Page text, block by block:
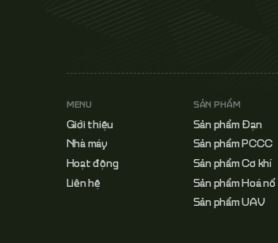
MENU
Giới thiệu
Nhà máy
Hoạt động
Liên hệ
SẢN PHẨM
Sản phẩm Đạn
Sản phẩm PCCC
Sản phẩm Cơ khí
Sản phẩm Hoá nổ
Sản phẩm UAV